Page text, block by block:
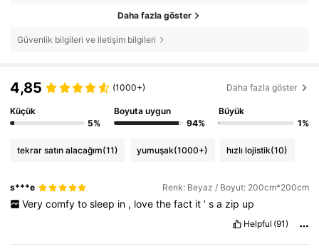
Daha fazla göster
Güvenlik bilgileri ve iletişim bilgileri
4,85 (1000+) Daha fazla göster
Küçük
5%
Boyuta uygun
94%
Büyük
1%
tekrar satın alacağım(11) yumuşak(1000+) hızlı lojistik(10)
s***e Renk: Beyaz / Boyut: 200cm*200cm
Very comfy to sleep in , love the fact it ’ s a zip up
Helpful (91)